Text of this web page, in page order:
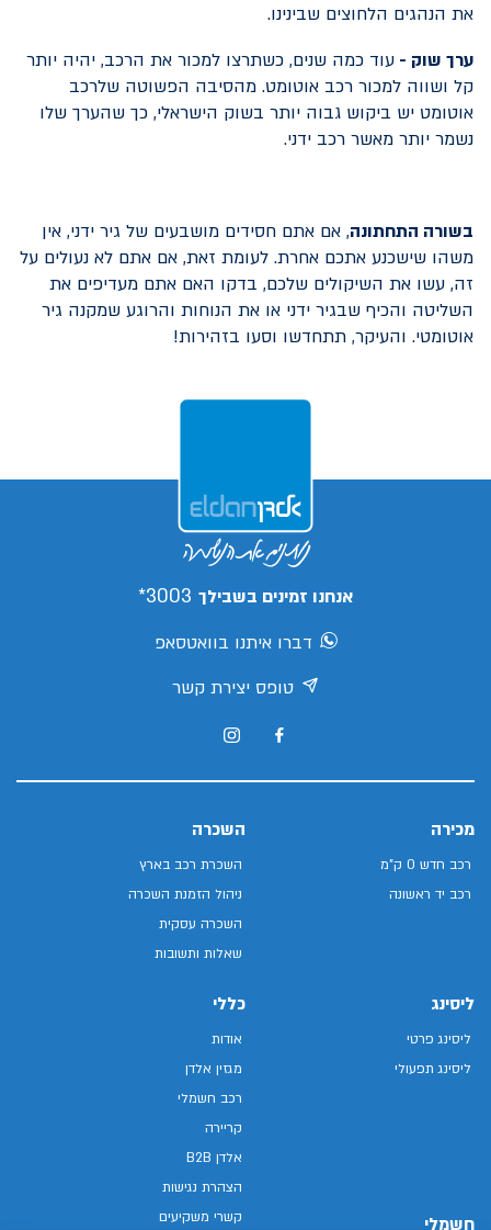
את הנהגים הלחוצים שבינינו.
ערך שוק - עוד כמה שנים, כשתרצו למכור את הרכב, יהיה יותר
קל ושווה למכור רכב אוטומט. מהסיבה הפשוטה שלרכב
אוטומט יש ביקוש גבוה יותר בשוק הישראלי, כך שהערך שלו
נשמר יותר מאשר רכב ידני.
בשורה התחתונה, אם אתם חסידים מושבעים של גיר ידני, אין
משהו שישכנע אתכם אחרת. לעומת זאת, אם אתם לא נעולים על
זה, עשו את השיקולים שלכם, בדקו האם אתם מעדיפים את
השליטה והכיף שבגיר ידני או את הנוחות והרוגע שמקנה גיר
אוטומטי. והעיקר, תתחדשו וסעו בזהירות!
אנחנו זמינים בשבילך 3003*
דברו איתנו בוואטסאפ
טופס יצירת קשר
מכירה
רכב חדש 0 ק"מ
רכב יד ראשונה
השכרה
השכרת רכב בארץ
ניהול הזמנת השכרה
השכרה עסקית
שאלות ותשובות
ליסינג
ליסינג פרטי
ליסינג תפעולי
חשמלי
כללי
אודות
מגזין אלדן
רכב חשמלי
קריירה
אלדן B2B
הצהרת נגישות
קשרי משקיעים